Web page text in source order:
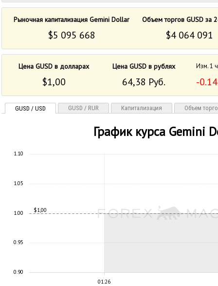
Рыночная капитализация Gemini Dollar Объем торгов GUSD за
$5 095 668 $4 064 091
Цена GUSD в долларах Цена GUSD в рублях Изм. 1
$1,00 64,38 Руб. -
GUSD / USD GUSD / RUR Капитализация Объем
График курса Gemini
01:26
$1,00
0.90
0.95
1.00
1.05
1.10